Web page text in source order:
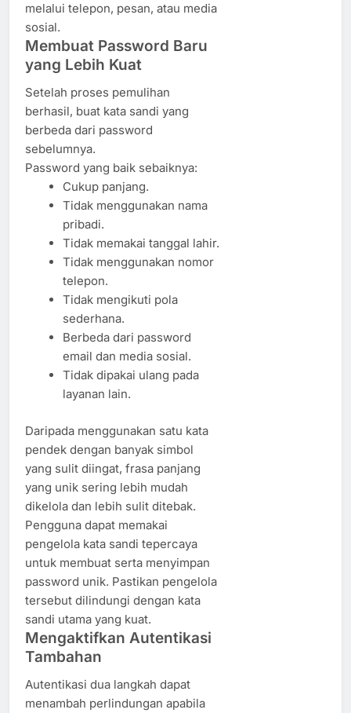
melalui telepon, pesan, atau media
sosial.
Membuat Password Baru
yang Lebih Kuat
Setelah proses pemulihan
berhasil, buat kata sandi yang
berbeda dari password
sebelumnya.
Password yang baik sebaiknya:
Cukup panjang.
Tidak menggunakan nama
pribadi.
Tidak memakai tanggal lahir.
Tidak menggunakan nomor
telepon.
Tidak mengikuti pola
sederhana.
Berbeda dari password
email dan media sosial.
Tidak dipakai ulang pada
layanan lain.
Daripada menggunakan satu kata
pendek dengan banyak simbol
yang sulit diingat, frasa panjang
yang unik sering lebih mudah
dikelola dan lebih sulit ditebak.
Pengguna dapat memakai
pengelola kata sandi tepercaya
untuk membuat serta menyimpan
password unik. Pastikan pengelola
tersebut dilindungi dengan kata
sandi utama yang kuat.
Mengaktifkan Autentikasi
Tambahan
Autentikasi dua langkah dapat
menambah perlindungan apabila